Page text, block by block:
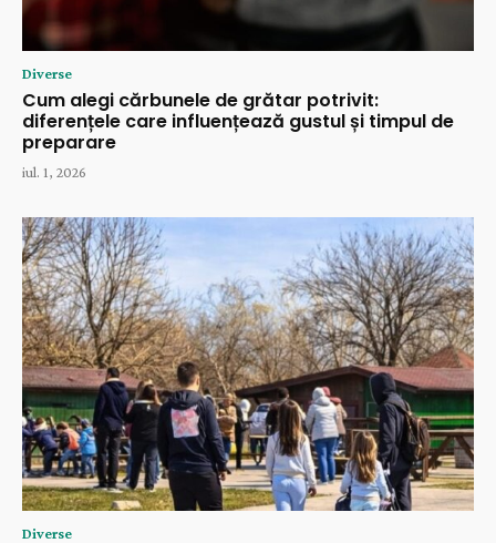
Diverse
Cum alegi cărbunele de grătar potrivit:
diferențele care influențează gustul și timpul de
preparare
iul. 1, 2026
Diverse